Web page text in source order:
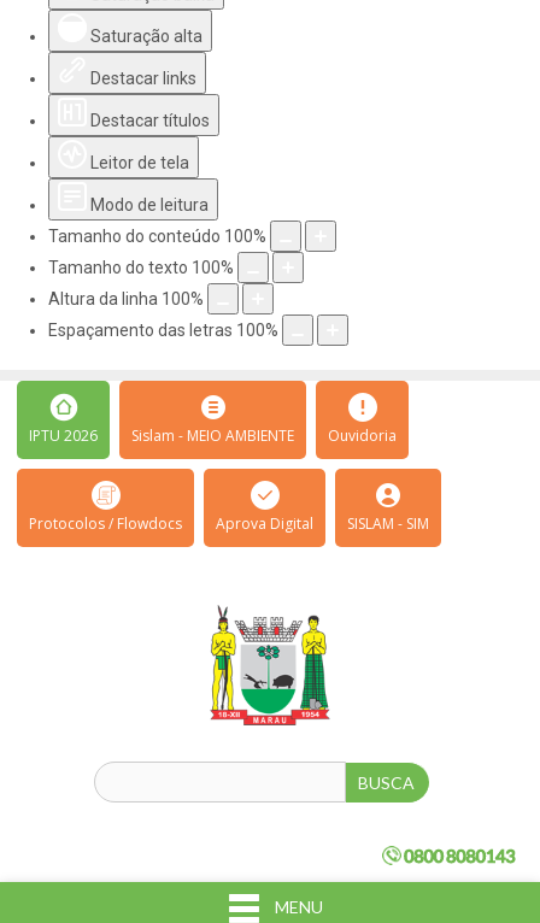
Saturação alta
Destacar links
Destacar títulos
Leitor de tela
Modo de leitura
Tamanho do conteúdo 100%
Tamanho do texto 100%
Altura da linha 100%
Espaçamento das letras 100%
IPTU 2026 Sislam - MEIO AMBIENTE Ouvidoria
Protocolos / Flowdocs Aprova Digital SISLAM - SIM
MENU